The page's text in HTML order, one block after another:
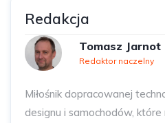
Redakcja
Tomasz Jarnot
Redaktor naczelny
Miłośnik dopracowanej
designu i samochodów,